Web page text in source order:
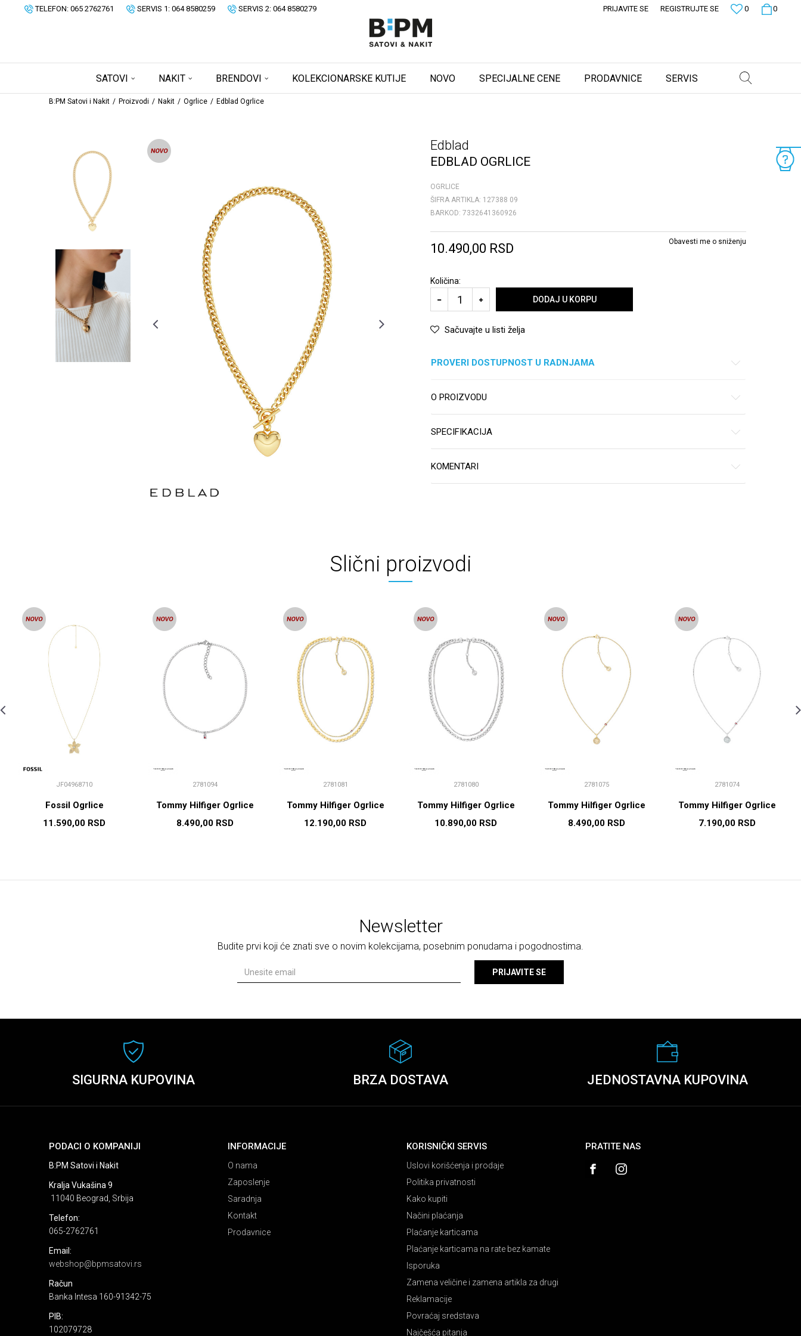
TELEFON: 065 2762761 SERVIS 1: 064 8580259 SERVIS 2: 064 8580279 0
0
PRIJAVITE SE REGISTRUJTE SE
SATOVI NAKIT BRENDOVI KOLEKCIONARSKE KUTIJE NOVO SPECIJALNE CENE PRODAVNICE SERVIS
B:PM Satovi i Nakit Proizvodi Nakit Ogrlice Edblad Ogrlice
Edblad
EDBLAD OGRLICE
OGRLICE
ŠIFRA ARTIKLA: 127388 09
BARKOD: 7332641360926
10.490,00 RSD Obavesti me o sniženju
Količina:
DODAJ U KORPU
Sačuvajte u listi želja
PROVERI DOSTUPNOST U RADNJAMA
O PROIZVODU
SPECIFIKACIJA
KOMENTARI
Slični proizvodi
JF04968710
Fossil Ogrlice
11.590,00 RSD
2781094
Tommy Hilfiger Ogrlice
8.490,00 RSD
2781081
Tommy Hilfiger Ogrlice
12.190,00 RSD
2781080
Tommy Hilfiger Ogrlice
10.890,00 RSD
2781075
Tommy Hilfiger Ogrlice
8.490,00 RSD
2781074
Tommy Hilfiger Ogrlice
7.190,00 RSD
Newsletter
Budite prvi koji će znati sve o novim kolekcijama, posebnim ponudama i pogodnostima.
PRIJAVITE SE
SIGURNA KUPOVINA BRZA DOSTAVA JEDNOSTAVNA KUPOVINA
PODACI O KOMPANIJI
B:PM Satovi i Nakit
Kralja Vukašina 9
11040 Beograd, Srbija
Telefon:
065-2762761
Email:
webshop@bpmsatovi.rs
Račun
Banka Intesa 160-91342-75
PIB:
102079728
INFORMACIJE
O nama
Zaposlenje
Saradnja
Kontakt
Prodavnice
KORISNIČKI SERVIS
Uslovi korišćenja i prodaje
Politika privatnosti
Kako kupiti
Načini plaćanja
Plaćanje karticama
Plaćanje karticama na rate bez kamate
Isporuka
Zamena veličine i zamena artikla za drugi
Reklamacije
Povraćaj sredstava
Najčešća pitanja
PRATITE NAS